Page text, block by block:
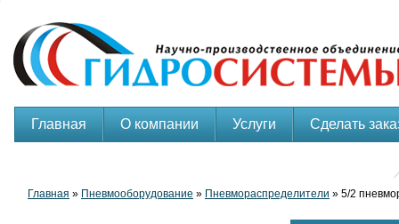
Главная О компании Услуги Сделать
Главная » Пневмооборудование » Пневмораспределители » 5/2